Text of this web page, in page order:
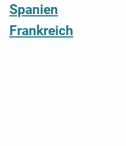
Spanien
Frankreich